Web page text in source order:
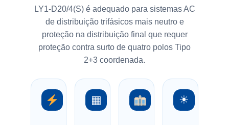
LY1-D20/4(S) é adequado para sistemas AC
de distribuição trifásicos mais neutro e
proteção na distribuição final que requer
proteção contra surto de quatro polos Tipo
2+3 coordenada.
▦ ☀